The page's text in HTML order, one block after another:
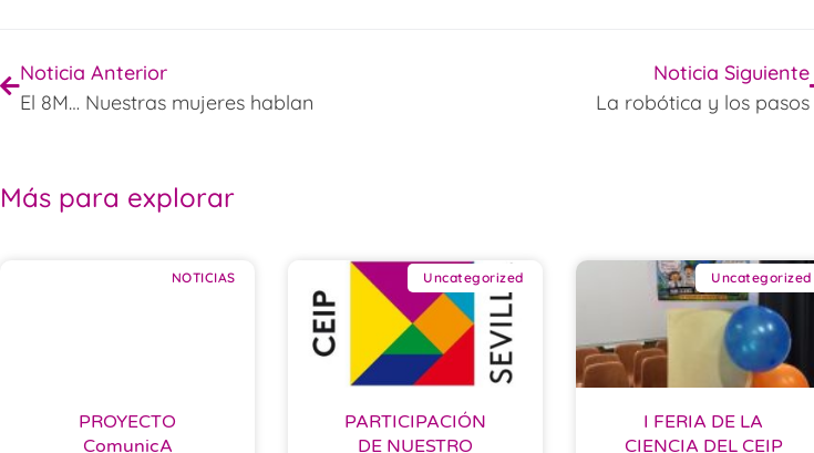
Noticia Anterior
El 8M… Nuestras mujeres hablan
Noticia Siguiente
La robótica y los pasos
Más para explorar
NOTICIAS
PROYECTO
ComunicA
Uncategorized
PARTICIPACIÓN
DE NUESTRO
Uncategorized
I FERIA DE LA
CIENCIA DEL CEIP